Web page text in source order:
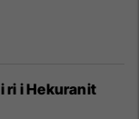
ri i Hekuranit